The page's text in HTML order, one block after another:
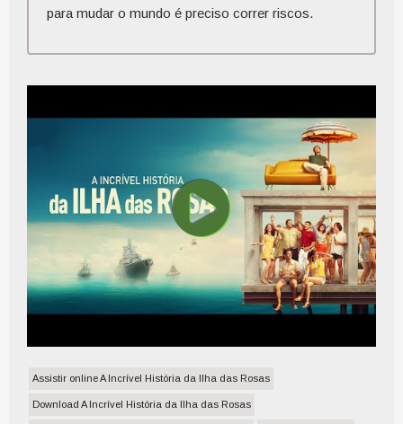
para mudar o mundo é preciso correr riscos.
Assistir online A Incrível História da Ilha das Rosas
Download A Incrível História da Ilha das Rosas